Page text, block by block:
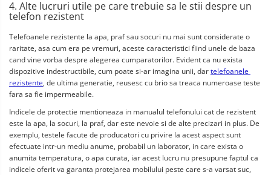
4. Alte lucruri utile pe care trebuie sa le stii despre un
telefon rezistent
Telefoanele rezistente la apa, praf sau socuri nu mai sunt considerate o
raritate, asa cum era pe vremuri, aceste caracteristici fiind unele de baza
cand vine vorba despre alegerea cumparatorilor. Evident ca nu exista
dispozitive indestructibile, cum poate si-ar imagina unii, dar telefoanele
rezistente, de ultima generatie, reusesc cu brio sa treaca numeroase teste
fara sa fie impermeabile.
Indicele de protectie mentioneaza in manualul telefonului cat de rezistent
este la apa, la socuri, la praf, dar este nevoie si de alte precizari in plus. De
exemplu, testele facute de producatori cu privire la acest aspect sunt
efectuate intr-un mediu anume, probabil un laborator, in care exista o
anumita temperatura, o apa curata, iar acest lucru nu presupune faptul ca
indicele oferit va garanta protejarea mobilului peste care s-a varsat suc,